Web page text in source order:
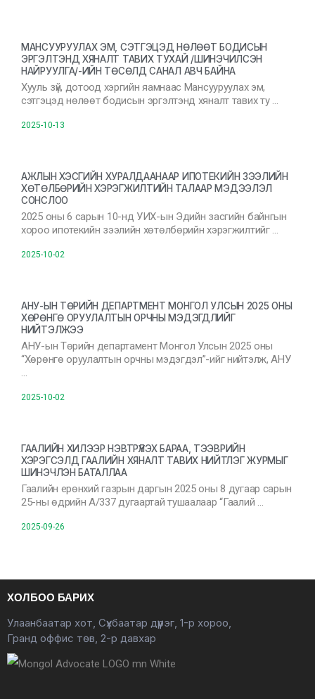
МАНСУУРУУЛАХ ЭМ, СЭТГЭЦЭД НӨЛӨӨТ БОДИСЫН
ЭРГЭЛТЭНД ХЯНАЛТ ТАВИХ ТУХАЙ /ШИНЭЧИЛСЭН
НАЙРУУЛГА/-ИЙН ТӨСӨЛД САНАЛ АВЧ БАЙНА
Хууль зүй, дотоод хэргийн яамнаас Мансууруулах эм,
сэтгэцэд нөлөөт бодисын эргэлтэнд хяналт тавих ту …
2025-10-13
АЖЛЫН ХЭСГИЙН ХУРАЛДААНААР ИПОТЕКИЙН ЗЭЭЛИЙН
ХӨТӨЛБӨРИЙН ХЭРЭГЖИЛТИЙН ТАЛААР МЭДЭЭЛЭЛ
СОНСЛОО
2025 оны 6 сарын 10-нд УИХ-ын Эдийн засгийн байнгын
хороо ипотекийн зээлийн хөтөлбөрийн хэрэгжилтийг …
2025-10-02
АНУ-ЫН ТӨРИЙН ДЕПАРТМЕНТ МОНГОЛ УЛСЫН 2025 ОНЫ
ХӨРӨНГӨ ОРУУЛАЛТЫН ОРЧНЫ МЭДЭГДЛИЙГ
НИЙТЭЛЖЭЭ
АНУ-ын Төрийн департамент Монгол Улсын 2025 оны
“Хөрөнгө оруулалтын орчны мэдэгдэл”-ийг нийтэлж, АНУ
…
2025-10-02
ГААЛИЙН ХИЛЭЭР НЭВТРҮҮЛЭХ БАРАА, ТЭЭВРИЙН
ХЭРЭГСЭЛД ГААЛИЙН ХЯНАЛТ ТАВИХ НИЙТЛЭГ ЖУРМЫГ
ШИНЭЧЛЭН БАТАЛЛАА
Гаалийн ерөнхий газрын даргын 2025 оны 8 дугаар сарын
25-ны өдрийн А/337 дугаартай тушаалаар “Гаалий …
2025-09-26
ХОЛБОО БАРИХ
Улаанбаатар хот, Сүхбаатар дүүрэг, 1-р хороо,
Гранд оффис төв, 2-р давхар